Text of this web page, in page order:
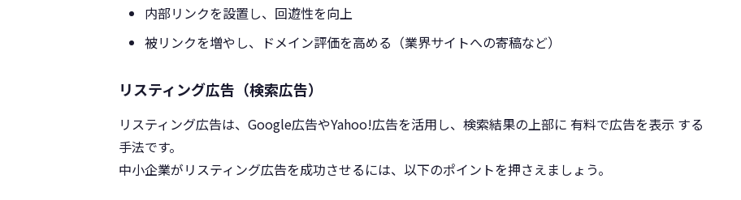
内部リンクを設置し、回遊性を向上
被リンクを増やし、ドメイン評価を高める（業界サイトへの寄稿など）
リスティング広告（検索広告）
リスティング広告は、Google広告やYahoo!広告を活用し、検索結果の上部に 有料で広告を表示 する
手法です。
中小企業がリスティング広告を成功させるには、以下のポイントを押さえましょう。